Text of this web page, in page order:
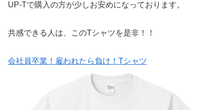
UP-Tで購入の方が少しお安めになっております。
共感できる人は、このTシャツを是非！！
会社員卒業！雇われたら負け！Tシャツ